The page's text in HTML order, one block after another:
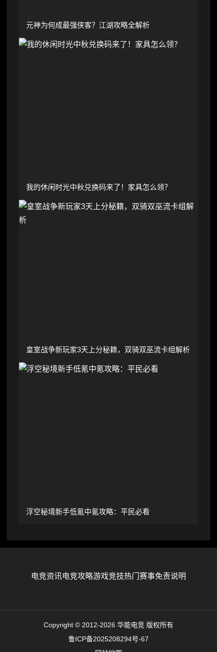
元神为何成最强侠客？江湖攻略全解析
我的休闲时光中秋兑换码来了！家具怎么领？
皇室战争新玩家3天上分秘籍，双骑双巫流卡组解析
浮空秘境新手低氪中氪攻略：平民必看
电竞资讯电竞攻略游戏竞技热门赛事免责说明
Copyright © 2012-2026 华能电竞 版权所有
鲁ICP备2025208294号-67